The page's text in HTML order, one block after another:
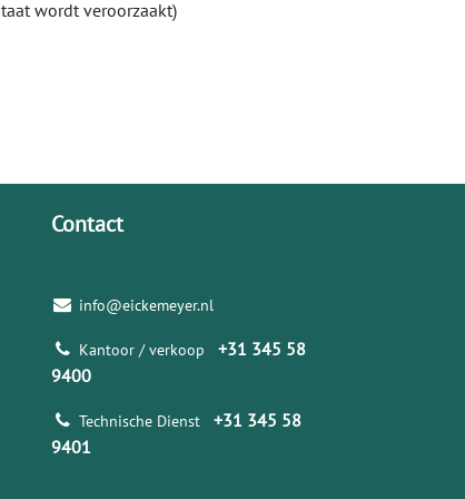
wordt veroorzaakt)
Contact
info@eickemeyer.nl
Kantoor / verkoop +31 345 58
9400
Technische Dienst +31 345 58
9401